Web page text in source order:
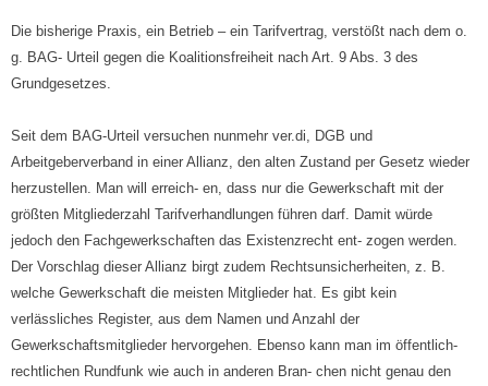
Die bisherige Praxis, ein Betrieb – ein Tarifvertrag, verstößt nach dem o.
g. BAG- Urteil gegen die Koalitionsfreiheit nach Art. 9 Abs. 3 des
Grundgesetzes.
Seit dem BAG-Urteil versuchen nunmehr ver.di, DGB und
Arbeitgeberverband in einer Allianz, den alten Zustand per Gesetz wieder
herzustellen. Man will erreich- en, dass nur die Gewerkschaft mit der
größten Mitgliederzahl Tarifverhandlungen führen darf. Damit würde
jedoch den Fachgewerkschaften das Existenzrecht ent- zogen werden.
Der Vorschlag dieser Allianz birgt zudem Rechtsunsicherheiten, z. B.
welche Gewerkschaft die meisten Mitglieder hat. Es gibt kein
verlässliches Register, aus dem Namen und Anzahl der
Gewerkschaftsmitglieder hervorgehen. Ebenso kann man im öffentlich-
rechtlichen Rundfunk wie auch in anderen Bran- chen nicht genau den